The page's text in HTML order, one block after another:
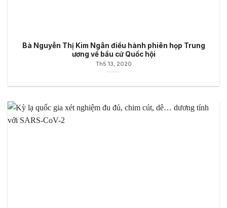
Bà Nguyễn Thị Kim Ngân điều hành phiên họp Trung
ương về bầu cử Quốc hội
Th5 13, 2020